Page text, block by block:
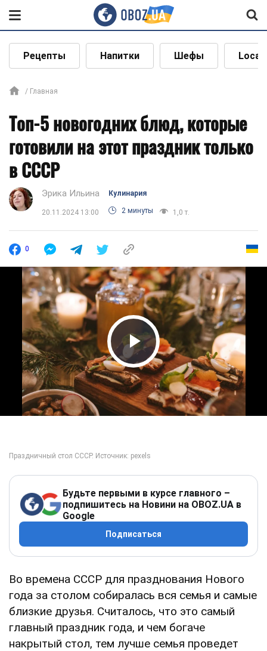
Рецепты Напитки Шефы Local
Главная
Топ-5 новогодних блюд, которые
готовили на этот праздник только
в СССР
Эрика Ильина Кулинария
20.11.2024 13:00 2 минуты 1,0 т.
0
Play Video
Будьте первыми в курсе главного –
подпишитесь на Новини на OBOZ.UA в
Google
Подписаться
Во времена СССР для празднования Нового
года за столом собиралась вся семья и самые
близкие друзья. Считалось, что это самый
главный праздник года, и чем богаче
накрытый стол, тем лучше семья проведет